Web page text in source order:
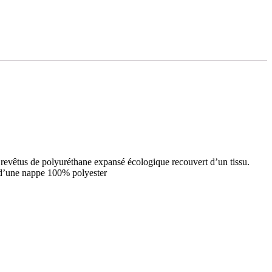
de polyuréthane expansé écologique recouvert d’un tissu.
nappe 100% polyester